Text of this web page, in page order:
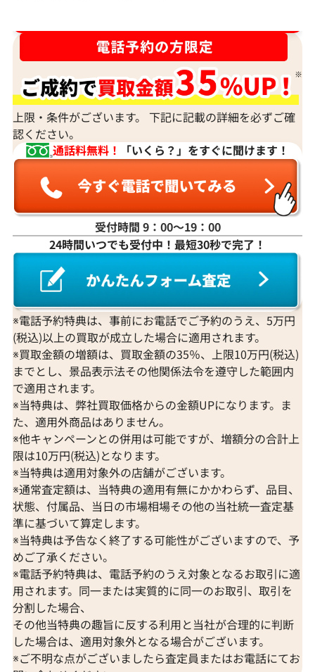
Pt･Pm900 トルマリン・ダイヤモンド
1.13・D0.08ct
参考買取価格
244,000円
2026年7月11日時点
Pt900/Pt850 ピ
モンド ネック
4.89・D1.65・
参考買取価格
206,000円
2026年3月10日
Pt･Pm900 トルマリンキャッツアイ・ダ
イヤモンド リング 18.69・2.05ct
参考買取価格
178,000円
2026年6月10日時点
Pt900/Pt850 ト
6.15・D0.43ct
107,000円
2026年1月10日
上限・条件がございます。 下記に記載の詳細を必ずご確
認ください。
通話料無料！
「いくら？」をすぐに聞けます！
受付時間 9：00〜19：00
24時間いつでも受付中！最短30秒で完了！
※電話予約特典は、事前にお電話でご予約のうえ、5万円
(税込)以上の買取が成立した場合に適用されます。
※買取金額の増額は、買取金額の35％、上限10万円(税込)
までとし、景品表示法その他関係法令を遵守した範囲内
で適用されます。
※当特典は、弊社買取価格からの金額UPになります。ま
た、適用外商品はありません。
※他キャンペーンとの併用は可能ですが、増額分の合計上
限は10万円(税込)となります。
※当特典は適用対象外の店舗がございます。
※通常査定額は、当特典の適用有無にかかわらず、品目、
状態、付属品、当日の市場相場その他の当社統一査定基
準に基づいて算定します。
※当特典は予告なく終了する可能性がございますので、予
めご了承ください。
※電話予約特典は、電話予約のうえ対象となるお取引に適
用されます。同一または実質的に同一のお取引、取引を
分割した場合、
その他当特典の趣旨に反する利用と当社が合理的に判断
した場合は、適用対象外となる場合がございます。
※ご不明な点がございましたら査定員またはお電話にてお